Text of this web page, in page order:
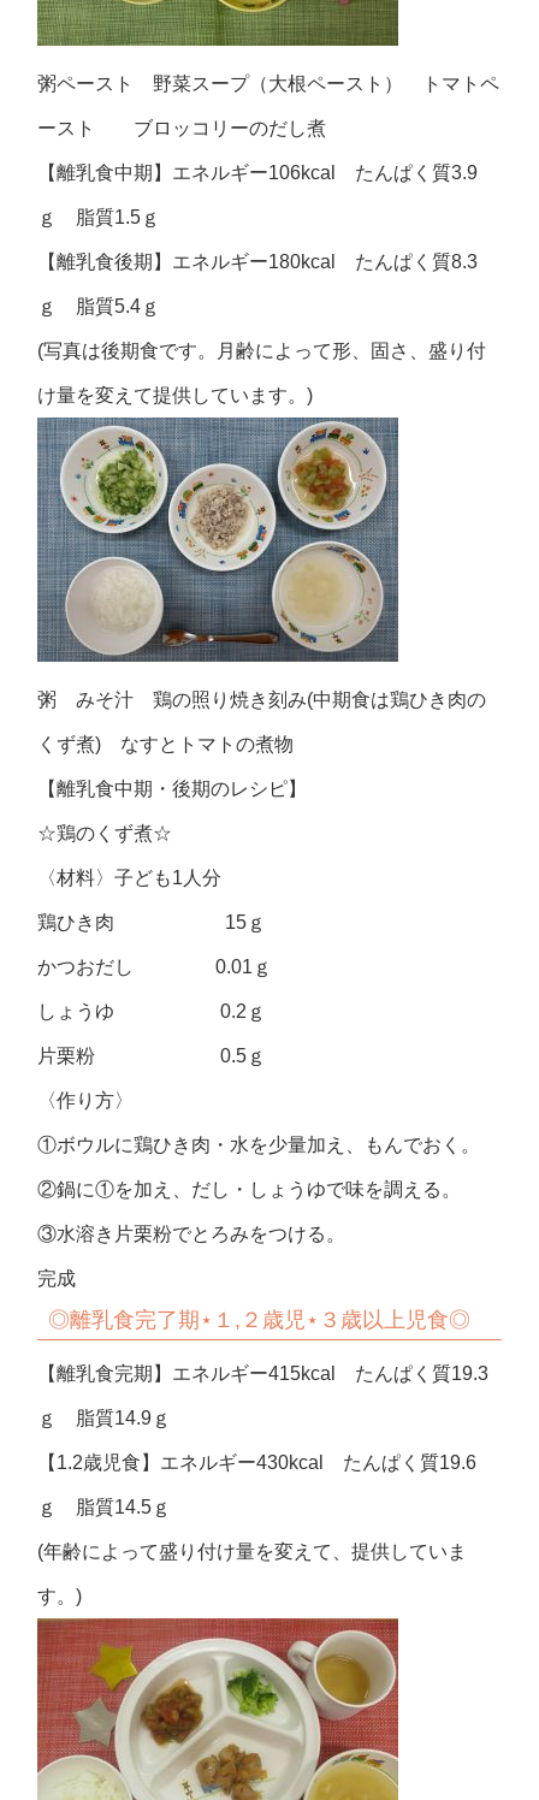
粥ペースト 野菜スープ（大根ペースト） トマトペ
ースト ブロッコリーのだし煮
【離乳食中期】エネルギー106kcal たんぱく質3.9
ｇ 脂質1.5ｇ
【離乳食後期】エネルギー180kcal たんぱく質8.3
ｇ 脂質5.4ｇ
(写真は後期食です。月齢によって形、固さ、盛り付
け量を変えて提供しています。)
粥 みそ汁 鶏の照り焼き刻み(中期食は鶏ひき肉の
くず煮) なすとトマトの煮物
【離乳食中期・後期のレシピ】
☆鶏のくず煮☆
〈材料〉子ども1人分
鶏ひき肉 15ｇ
かつおだし 0.01ｇ
しょうゆ 0.2ｇ
片栗粉 0.5ｇ
〈作り方〉
①ボウルに鶏ひき肉・水を少量加え、もんでおく。
②鍋に①を加え、だし・しょうゆで味を調える。
③水溶き片栗粉でとろみをつける。
完成
◎離乳食完了期⋆１,２歳児⋆３歳以上児食◎
【離乳食完期】エネルギー415kcal たんぱく質19.3
ｇ 脂質14.9ｇ
【1.2歳児食】エネルギー430kcal たんぱく質19.6
ｇ 脂質14.5ｇ
(年齢によって盛り付け量を変えて、提供していま
す。)